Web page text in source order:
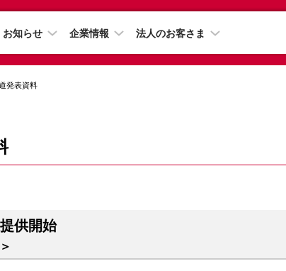
お知らせ 企業情報 法人のお客さま
発表資料
供開始